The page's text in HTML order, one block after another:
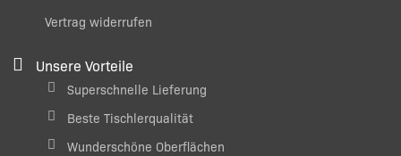
Vertrag widerrufen
Unsere Vorteile
Superschnelle Lieferung
Beste Tischlerqualität
Wunderschöne Oberflächen